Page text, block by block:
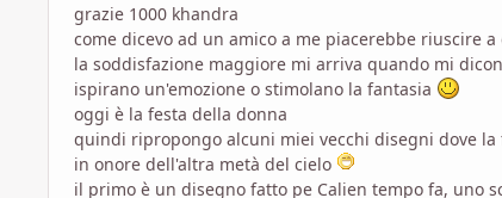
grazie 1000 khandra
come dicevo ad un amico a me piacerebbe riuscire
la soddisfazione maggiore mi arriva quando mi
ispirano un'emozione o stimolano la fantasia
oggi è la festa della donna
quindi ripropongo alcuni miei vecchi disegni dove
in onore dell'altra metà del cielo
il primo è un disegno fatto pe Calien tempo fa, uno